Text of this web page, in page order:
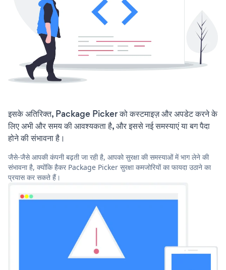
इसके अतिरिक्त, Package Picker को कस्टमाइज़ और अपडेट करने के
लिए अभी और समय की आवश्यकता है, और इससे नई समस्याएं या बग पैदा
होने की संभावना है।
जैसे-जैसे आपकी कंपनी बढ़ती जा रही है, आपको सुरक्षा की समस्याओं में भाग लेने की
संभावना है, क्योंकि हैकर Package Picker सुरक्षा कमजोरियों का फायदा उठाने का
प्रयास कर सकते हैं।